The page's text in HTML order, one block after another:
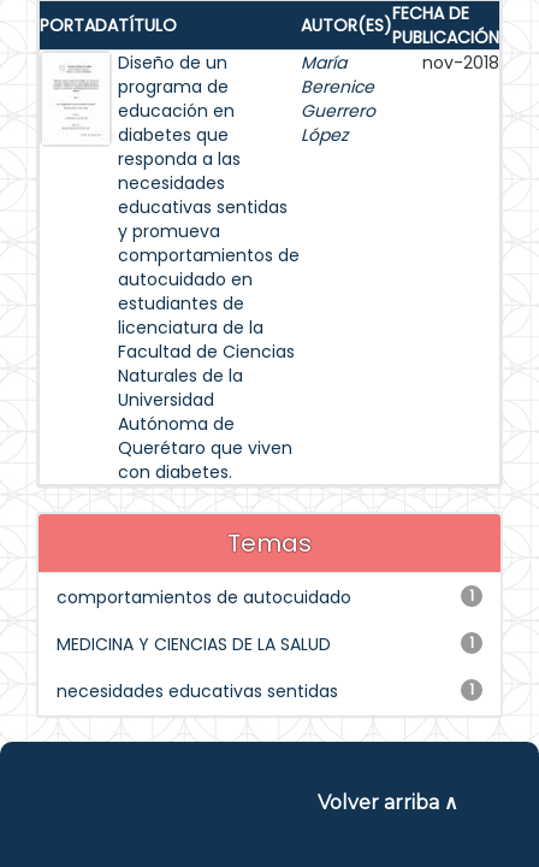
PORTADATÍTULO AUTOR(ES)FECHA DE
PUBLICACIÓN
Diseño de un
programa de
educación en
diabetes que
responda a las
necesidades
educativas sentidas
y promueva
comportamientos de
autocuidado en
estudiantes de
licenciatura de la
Facultad de Ciencias
Naturales de la
Universidad
Autónoma de
Querétaro que viven
con diabetes.
María
Berenice
Guerrero
López
nov-2018
Temas
1
comportamientos de autocuidado
1
MEDICINA Y CIENCIAS DE LA SALUD
1
necesidades educativas sentidas
Volver arriba ∧